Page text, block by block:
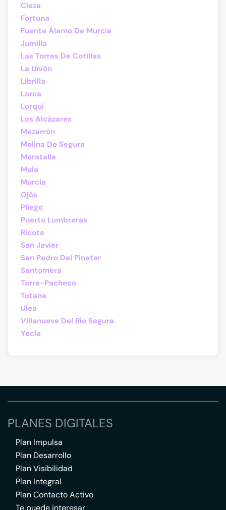
Cieza
Fortuna
Fuente Álamo De Murcia
Jumilla
Las Torres De Cotillas
La Unión
Librilla
Lorca
Lorquí
Los Alcázares
Mazarrón
Molina De Segura
Moratalla
Mula
Murcia
Ojós
Pliego
Puerto Lumbreras
Ricote
San Javier
San Pedro Del Pinatar
Santomera
Torre-Pacheco
Totana
Ulea
Villanueva Del Río Segura
Yecla
PLANES DIGITALES
Plan Impulsa
Plan Desarrollo
Plan Visibilidad
Plan Integral
Plan Contacto Activo
Te puede interesar